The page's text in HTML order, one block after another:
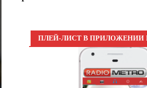
ПЛЕЙ-ЛИСТ В ПРИЛОЖЕНИИ